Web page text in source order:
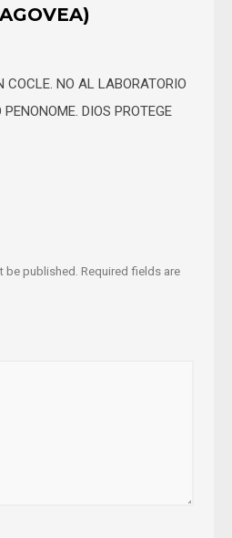
COCLE. NO AL LABORATORIO
DIOS PROTEGE
be published. Required fields are